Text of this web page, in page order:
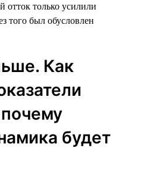
только усилили
того был обусловлен
Как
будет